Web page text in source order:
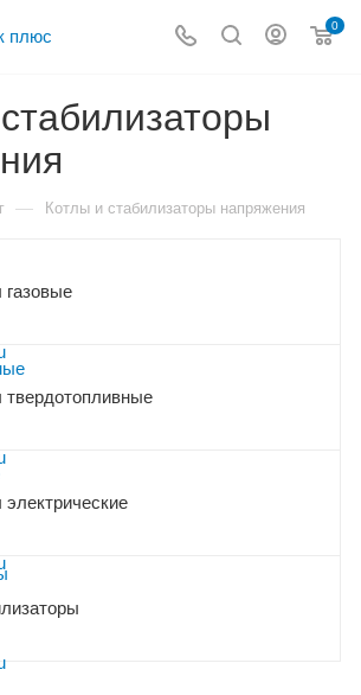
0
— Котлы и стабилизаторы напряжения
твердотопливные